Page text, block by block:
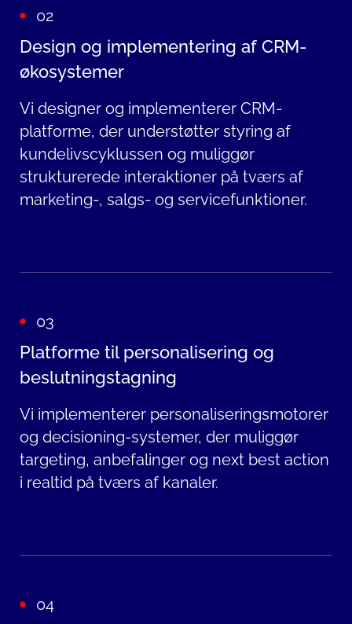
02
Design og implementering af CRM-
økosystemer
Vi designer og implementerer CRM-
platforme, der understøtter styring af
kundelivscyklussen og muliggør
strukturerede interaktioner på tværs af
marketing-, salgs- og servicefunktioner.
03
Platforme til personalisering og
beslutningstagning
Vi implementerer personaliseringsmotorer
og decisioning-systemer, der muliggør
targeting, anbefalinger og next best action
i realtid på tværs af kanaler.
04